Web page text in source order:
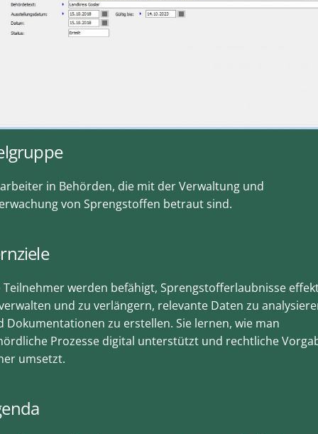
in Behörden, die mit der Verwaltung und
von Sprengstoffen betraut sind.
Teilnehmer werden befähigt, Sprengstofferlaubnisse
und zu verlängern, relevante Daten zu
Dokumentationen zu erstellen. Sie lernen, wie man
Prozesse digital unterstützt und rechtliche
umsetzt.